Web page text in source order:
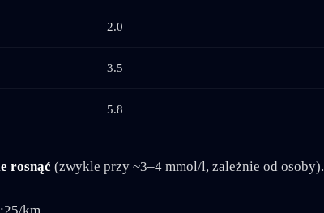
2.0
3.5
5.8
rosnąć (zwykle przy ~3–4 mmol/l, zależnie od osoby).